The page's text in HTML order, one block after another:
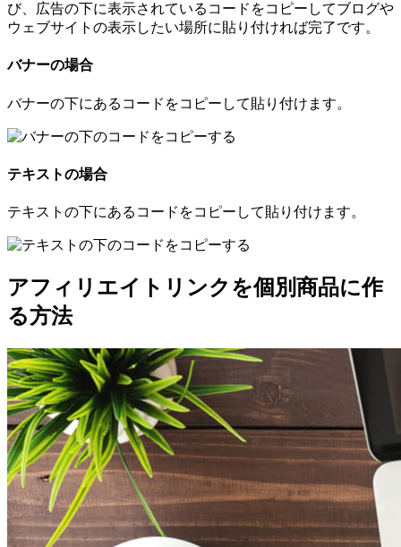
び、広告の下に表示されているコードをコピーしてブログや
ウェブサイトの表示したい場所に貼り付ければ完了です。
バナーの場合
バナーの下にあるコードをコピーして貼り付けます。
テキストの場合
テキストの下にあるコードをコピーして貼り付けます。
アフィリエイトリンクを個別商品に作
る方法